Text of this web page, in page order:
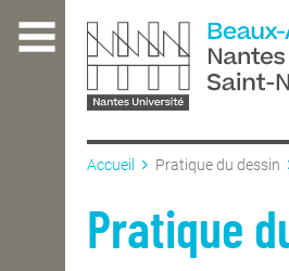
contenu
L'ÉCOLE
Accueil Pratique du dessin
Pratique